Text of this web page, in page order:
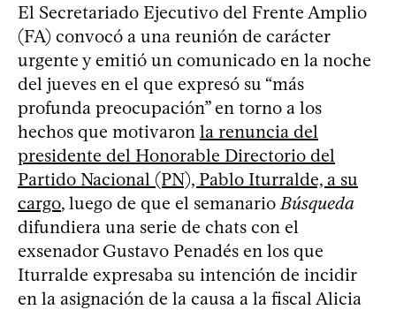
El Secretariado Ejecutivo del Frente Amplio
(FA) convocó a una reunión de carácter
urgente y emitió un comunicado en la noche
del jueves en el que expresó su “más
profunda preocupación” en torno a los
hechos que motivaron la renuncia del
presidente del Honorable Directorio del
Partido Nacional (PN), Pablo Iturralde, a su
cargo, luego de que el semanarioBúsqueda
difundiera una serie de chats con el
exsenador Gustavo Penadés en los que
Iturralde expresaba su intención de incidir
en la asignación de la causa a la fiscal Alicia